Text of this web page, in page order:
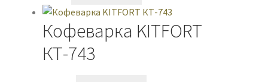
Кофеварка KITFORT
КТ-743